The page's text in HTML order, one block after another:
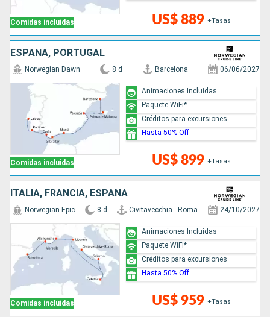
Comidas incluidas US$ 889 +Tasas
ESPAÑA, PORTUGAL
Comidas incluidas
Norwegian Dawn 8 d Barcelona 06/06/2027
US$ 899 +Tasas
Animaciones Incluidas
Paquete WiFi*
Créditos para excursiones
Hasta 50% Off
ITALIA, FRANCIA, ESPAÑA
Comidas incluidas
Norwegian Epic 8 d Civitavecchia - Roma 24/10/2027
US$ 959 +Tasas
Animaciones Incluidas
Paquete WiFi*
Créditos para excursiones
Hasta 50% Off